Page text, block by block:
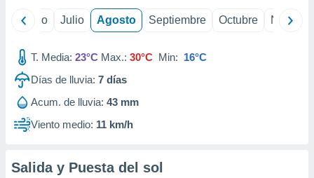
Junio Julio Agosto Septiembre Octubre
T. Media: 23°C Max.: 30°C Min: 16°C
Días de lluvia: 7 días
Acum. de lluvia: 43 mm
Viento medio: 11 km/h
Salida y Puesta del sol